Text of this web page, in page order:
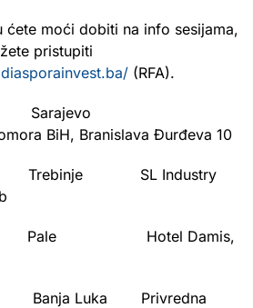
ćete moći dobiti na info sesijama,
pristupiti
(RFA).
BiH, Branislava Đurđeva 10
SL Industry
Hotel Damis,
Luka Privredna